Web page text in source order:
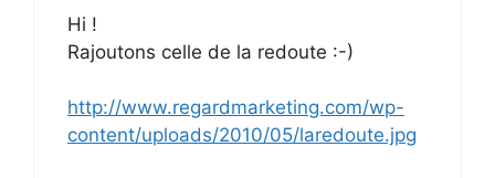
Hi !
Rajoutons celle de la redoute :-)
http://www.regardmarketing.com/wp-
content/uploads/2010/05/laredoute.jpg